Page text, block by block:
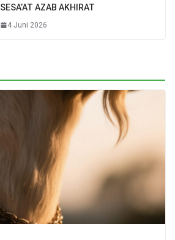
SESA’AT AZAB AKHIRAT
4 Juni 2026